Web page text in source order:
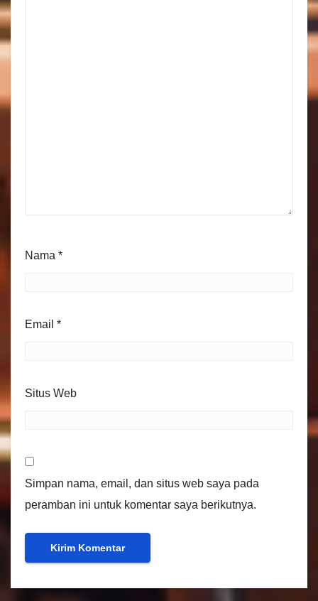
Nama *
Email *
Situs Web
Simpan nama, email, dan situs web saya pada
peramban ini untuk komentar saya berikutnya.